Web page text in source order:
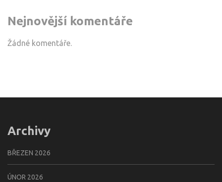
Nejnovější komentáře
Žádné komentáře.
Archivy
BŘEZEN 2026
ÚNOR 2026